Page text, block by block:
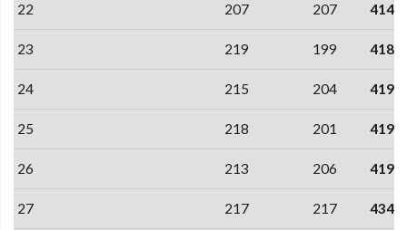
22 207 207 414
23 219 199 418
24 215 204 419
25 218 201 419
26 213 206 419
27 217 217 434